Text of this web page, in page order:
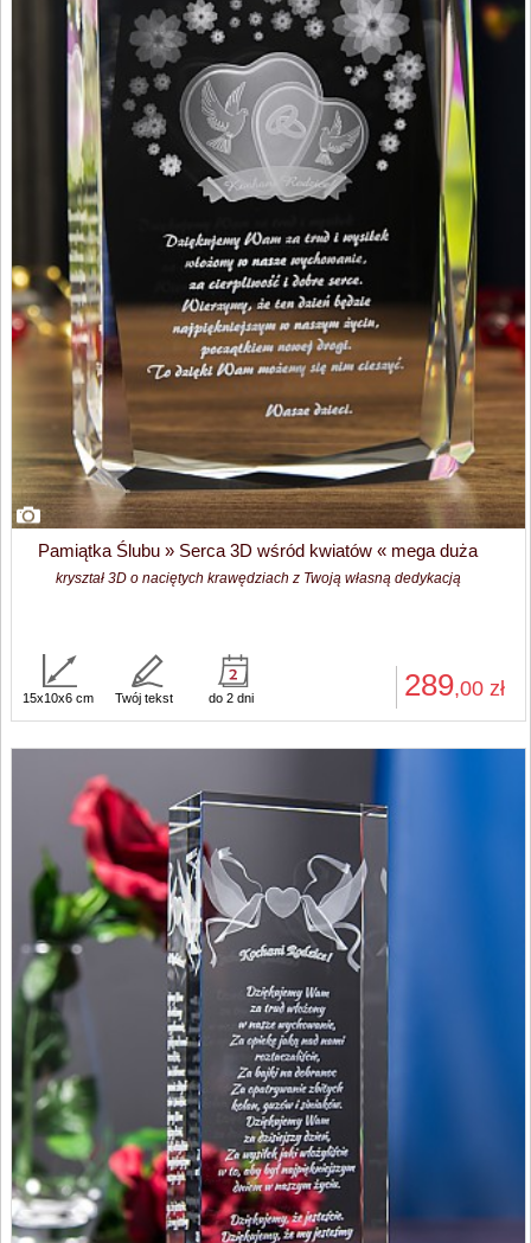
Pamiątka Ślubu » Serca 3D wśród kwiatów « mega duża
kryształ 3D o naciętych krawędziach z Twoją własną dedykacją
289,00 zł
15x10x6 cm Twój tekst do 2 dni